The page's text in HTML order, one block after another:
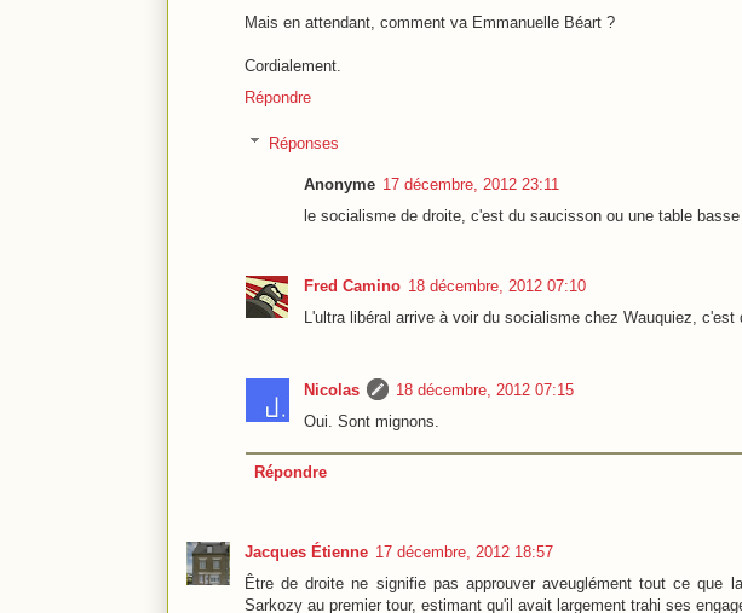
Mais en attendant, comment va Emmanuelle Béart ?
Cordialement.
Répondre
Réponses
Anonyme 17 décembre, 2012 23:11
le socialisme de droite, c'est du saucisson ou une table
Fred Camino 18 décembre, 2012 07:10
L'ultra libéral arrive à voir du socialisme chez Wauquiez, c'est
Nicolas
18 décembre, 2012 07:15
Oui. Sont mignons.
Répondre
Jacques Étienne 17 décembre, 2012 18:57
Être de droite ne signifie pas approuver aveuglément tout ce que
Sarkozy au premier tour, estimant qu'il avait largement trahi ses